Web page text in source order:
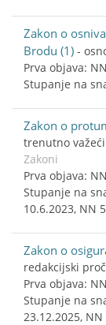
Zakon o
Brodu (1) -
Prva objava:
Stupanje na
Zakon o
trenutno
Zakoni
Prva objava:
Stupanje na
10.6.2023, NN
Zakon o
redakcijski
Prva objava:
Stupanje na
23.12.2025,